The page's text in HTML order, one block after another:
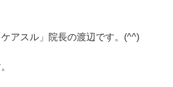
アスル」院長の渡辺です。(^^)